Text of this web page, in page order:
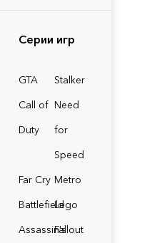
Серии игр
GTA
Stalker
Call of
Duty
Need
for
Speed
Far Cry Metro
BattlefieldLego
Assassin'sFallout